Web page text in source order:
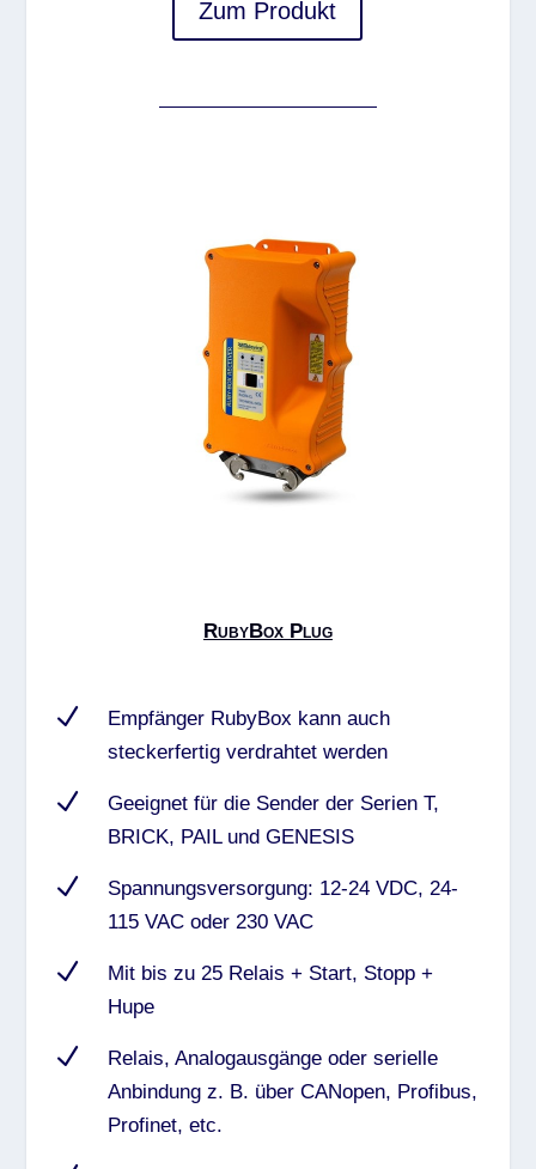
Zum Produkt
RubyBox Plug
N
Empfänger RubyBox kann auch
steckerfertig verdrahtet werden
N
Geeignet für die Sender der Serien T,
BRICK, PAIL und GENESIS
N
Spannungsversorgung: 12-24 VDC, 24-
115 VAC oder 230 VAC
N
Mit bis zu 25 Relais + Start, Stopp +
Hupe
N
Relais, Analogausgänge oder serielle
Anbindung z. B. über CANopen, Profibus,
Profinet, etc.